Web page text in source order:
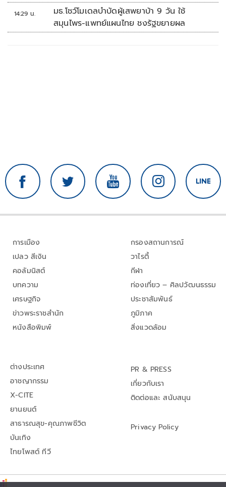
14:29 น.
มธ.โชว์โมเดลบำบัดผู้เสพยาบ้า 9 วัน ใช้
สมุนไพร-แพทย์แผนไทย ชงรัฐขยายผล
การเมือง
เปลว สีเงิน
คอลัมนิสต์
บทความ
เศรษฐกิจ
ข่าวพระราชสำนัก
หนังสือพิมพ์
กรองสถานการณ์
วาไรตี้
กีฬา
ท่องเที่ยว – ศิลปวัฒนธรรม
ประชาสัมพันธ์
ภูมิภาค
สิ่งแวดล้อม
ต่างประเทศ
อาชญากรรม
X-CITE
ยานยนต์
สาธารณสุข-คุณภาพชีวิต
บันเทิง
ไทยโพสต์ ทีวี
PR & PRESS
เกี่ยวกับเรา
ติดต่อและ สนับสนุน
Privacy Policy